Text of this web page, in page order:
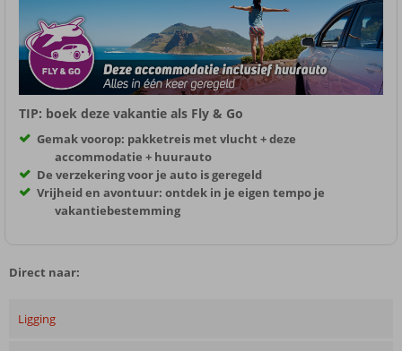
TIP: boek deze vakantie als Fly & Go
Gemak voorop: pakketreis met vlucht + deze
accommodatie + huurauto
De verzekering voor je auto is geregeld
Vrijheid en avontuur: ontdek in je eigen tempo je
vakantiebestemming
Direct naar:
Ligging